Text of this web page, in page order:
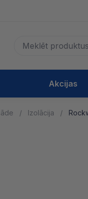
Akcijas
Izolācija